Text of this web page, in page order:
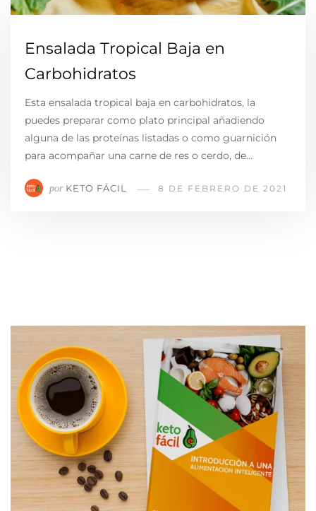
Ensalada Tropical Baja en
Carbohidratos
Esta ensalada tropical baja en carbohidratos, la
puedes preparar como plato principal añadiendo
alguna de las proteínas listadas o como guarnición
para acompañar una carne de res o cerdo, de…
por KETO FÁCIL 8 DE FEBRERO DE 2021